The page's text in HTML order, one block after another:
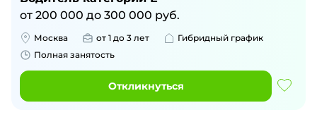
от 200 000 до 300 000 руб.
Москва от 1 до 3 лет
Гибридный график
Полная занятость
Откликнуться